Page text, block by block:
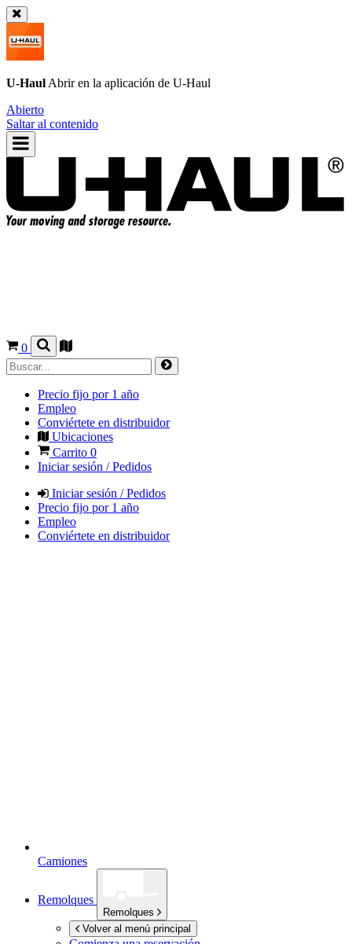
U-Haul Abrir en la aplicación de U-Haul
Abierto
Saltar al contenido
0
Precio fijo por 1 año
Empleo
Conviértete en distribuidor
Ubicaciones
Carrito 0
Iniciar sesión / Pedidos
Iniciar sesión / Pedidos
Precio fijo por 1 año
Empleo
Conviértete en distribuidor
Camiones
Remolques
Remolques
Volver al menú principal